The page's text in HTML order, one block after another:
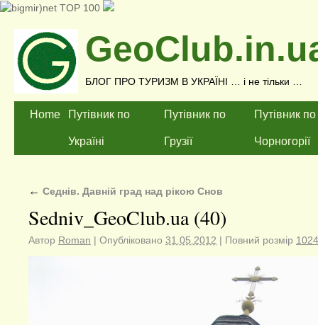
БЛОГ ПРО ТУРИЗМ В УКРАЇНІ … і не тільки …
Home Путівник по
Україні
Путівник по
Грузії
Путівник по
Чорногорії
← Седнів. Давній град над рікою Снов
Sedniv_GeoClub.ua (40)
Автор Roman | Опубліковано 31.05.2012 | Повний розмір